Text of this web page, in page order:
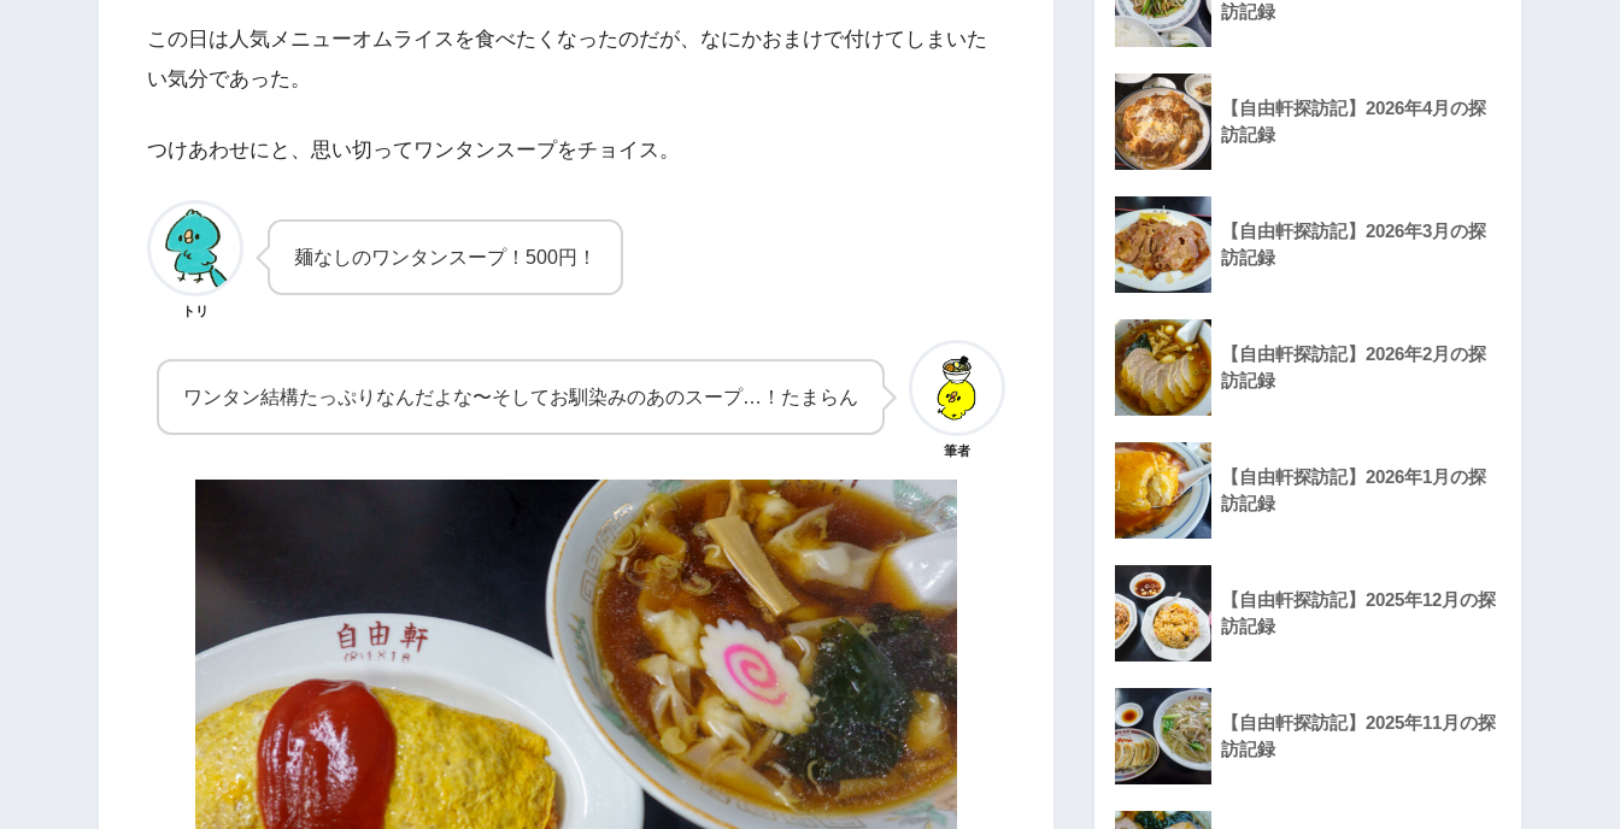
この日は人気メニューオムライスを食べたくなったのだが、なにかおまけで付けてしまいた
い気分であった。
つけあわせにと、思い切ってワンタンスープをチョイス。
トリ
麺なしのワンタンスープ！500円！
筆者
ワンタン結構たっぷりなんだよな〜そしてお馴染みのあのスープ…！たまらん
訪記録
【自由軒探訪記】2026年4月の探
訪記録
【自由軒探訪記】2026年3月の探
訪記録
【自由軒探訪記】2026年2月の探
訪記録
【自由軒探訪記】2026年1月の探
訪記録
【自由軒探訪記】2025年12月の探
訪記録
【自由軒探訪記】2025年11月の探
訪記録